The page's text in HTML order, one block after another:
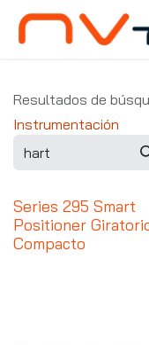
Ir al contenido
Resultados de
Instrumentación
Series 295 Smart
Positioner
Compacto